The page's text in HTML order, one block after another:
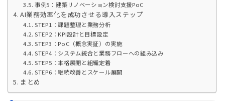
事例5：建築リノベーション検討支援PoC
AI業務効率化を成功させる導入ステップ
STEP1：課題整理と業務分析
STEP2：KPI設計と目標設定
STEP3：PoC（概念実証）の実施
STEP4：システム統合と業務フローへの組み込み
STEP5：本格展開と組織定着
STEP6：継続改善とスケール展開
まとめ